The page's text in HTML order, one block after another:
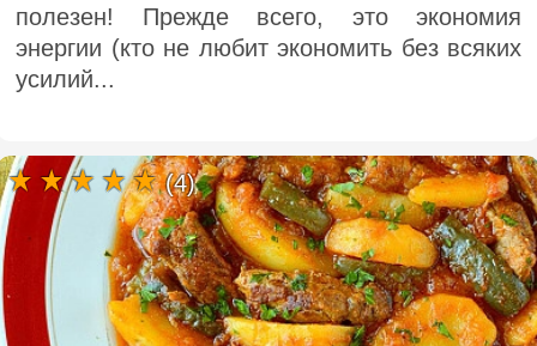
полезен! Прежде всего, это экономия
энергии (кто не любит экономить без всяких
усилий...
(4)